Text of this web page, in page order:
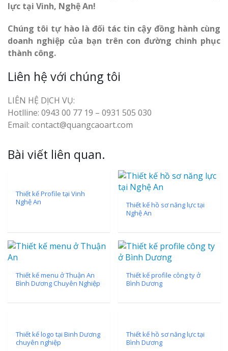
lực tại Vinh, Nghệ An!
Chúng tôi tự hào là đối tác tin cậy đồng hành cùng
doanh nghiệp của bạn trên con đường chinh phục
thành công.
Liên hệ với chúng tôi
LIÊN HỆ DỊCH VỤ:
Hotlline: 0943 00 77 19 – 0931 505 030
Email: contact@quangcaoart.com
Bài viết liên quan.
Thiết kế Profile tại Vinh
Nghệ An
Thiết kế hồ sơ năng lực tại
Nghệ An
Thiết kế menu ở Thuận An
Bình Dương Chuyên Nghiệp
Thiết kế profile công ty ở
Bình Dương
Thiết kế logo tại Binh Dương
chuyên nghiệp
Thiết kế hồ sơ năng lực tại
Bình Dương